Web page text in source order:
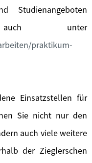
Studienangeboten
unter
praktikum-
Einsatzstellen für
Sie nicht nur den
auch viele weitere
der Zieglerschen